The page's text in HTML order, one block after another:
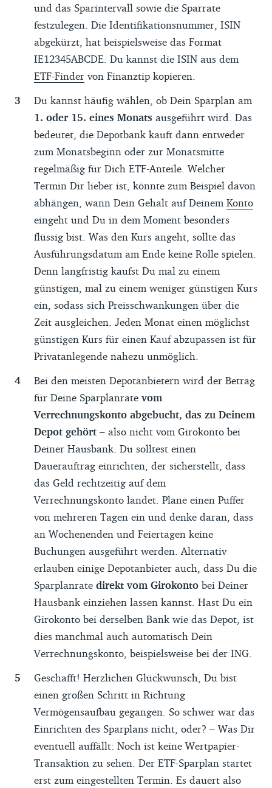
und das Sparintervall sowie die Sparrate
festzulegen. Die Identifikationsnummer, ISIN
abgekürzt, hat beispielsweise das Format
IE12345ABCDE. Du kannst die ISIN aus dem
ETF-Finder von Finanztip kopieren.
Du kannst häufig wählen, ob Dein Sparplan am
1. oder 15. eines Monats ausgeführt wird. Das
bedeutet, die Depotbank kauft dann entweder
zum Monatsbeginn oder zur Monatsmitte
regelmäßig für Dich ETF-Anteile. Welcher
Termin Dir lieber ist, könnte zum Beispiel davon
abhängen, wann Dein Gehalt auf Deinem Konto
eingeht und Du in dem Moment besonders
flüssig bist. Was den Kurs angeht, sollte das
Ausführungsdatum am Ende keine Rolle spielen.
Denn langfristig kaufst Du mal zu einem
günstigen, mal zu einem weniger günstigen Kurs
ein, sodass sich Preisschwankungen über die
Zeit ausgleichen. Jeden Monat einen möglichst
günstigen Kurs für einen Kauf abzupassen ist für
Privatanlegende nahezu unmöglich.
Bei den meisten Depotanbietern wird der Betrag
für Deine Sparplanratevom
Verrechnungskonto abgebucht, das zu Deinem
Depot gehört – also nicht vom Girokonto bei
Deiner Hausbank. Du solltest einen
Dauerauftrag einrichten, der sicherstellt, dass
das Geld rechtzeitig auf dem
Verrechnungskonto landet. Plane einen Puffer
von mehreren Tagen ein und denke daran, dass
an Wochenenden und Feiertagen keine
Buchungen ausgeführt werden. Alternativ
erlauben einige Depotanbieter auch, dass Du die
Sparplanrate direkt vom Girokonto bei Deiner
Hausbank einziehen lassen kannst. Hast Du ein
Girokonto bei derselben Bank wie das Depot, ist
dies manchmal auch automatisch Dein
Verrechnungskonto, beispielsweise bei der ING.
Geschafft! Herzlichen Glückwunsch, Du bist
einen großen Schritt in Richtung
Vermögensaufbau gegangen. So schwer war das
Einrichten des Sparplans nicht, oder? – Was Dir
eventuell auffällt: Noch ist keine Wertpapier-
Transaktion zu sehen. Der ETF-Sparplan startet
erst zum eingestellten Termin. Es dauert also